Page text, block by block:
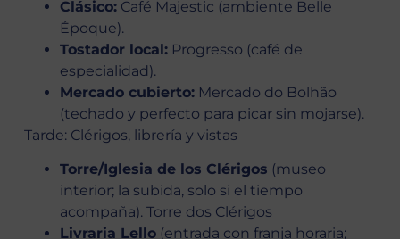
Clásico:Café Majestic (ambiente Belle
Époque).
Tostador local:Progresso (café de
especialidad).
Mercado cubierto:Mercado do Bolhão
(techado y perfecto para picar sin mojarse).
Tarde: Clérigos, librería y vistas
Torre/Iglesia de los Clérigos (museo
interior; la subida, solo si el tiempo
acompaña). Torre dos Clérigos
Livraria Lello(entrada con franja horaria;